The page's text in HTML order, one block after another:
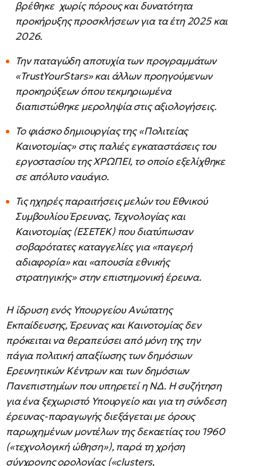
βρέθηκε χωρίς πόρους και δυνατότητα
προκήρυξης προσκλήσεων για τα έτη 2025 και
2026.
Την παταγώδη αποτυχία των προγραμμάτων
«TrustYourStars» και άλλων προηγούμενων
προκηρύξεων όπου τεκμηριωμένα
διαπιστώθηκε μεροληψία στις αξιολογήσεις.
Το φιάσκο δημιουργίας της «Πολιτείας
Καινοτομίας» στις παλιές εγκαταστάσεις του
εργοστασίου της ΧΡΩΠΕΙ, το οποίο εξελίχθηκε
σε απόλυτο ναυάγιο.
Τις ηχηρές παραιτήσεις μελών του Εθνικού
Συμβουλίου Έρευνας, Τεχνολογίας και
Καινοτομίας (ΕΣΕΤΕΚ) που διατύπωσαν
σοβαρότατες καταγγελίες για «παγερή
αδιαφορία» και «απουσία εθνικής
στρατηγικής» στην επιστημονική έρευνα.
Η ίδρυση ενός Υπουργείου Ανώτατης
Εκπαίδευσης, Έρευνας και Καινοτομίας δεν
πρόκειται να θεραπεύσει από μόνη της την
πάγια πολιτική απαξίωσης των δημόσιων
Ερευνητικών Κέντρων και των δημόσιων
Πανεπιστημίων που υπηρετεί η ΝΔ. Η συζήτηση
για ένα ξεχωριστό Υπουργείο και για τη σύνδεση
έρευνας-παραγωγής διεξάγεται με όρους
παρωχημένων μοντέλων της δεκαετίας του 1960
(«τεχνολογική ώθηση»), παρά τη χρήση
σύγχρονης ορολογίας («clusters,